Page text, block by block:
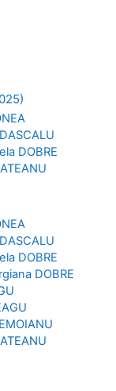
DOBRE
DOBRE
DOBRE